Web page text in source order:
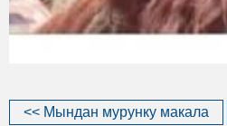
<< Мындан мурунку макала